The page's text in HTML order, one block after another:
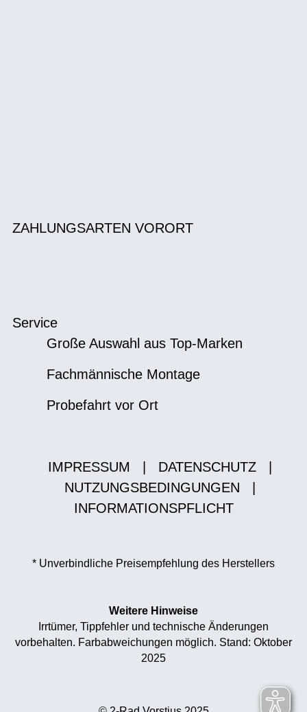
ZAHLUNGSARTEN VORORT
Service
Große Auswahl aus Top-Marken
Fachmännische Montage
Probefahrt vor Ort
IMPRESSUM DATENSCHUTZ
NUTZUNGSBEDINGUNGEN
INFORMATIONSPFLICHT
* Unverbindliche Preisempfehlung des Herstellers
Weitere Hinweise
Irrtümer, Tippfehler und technische Änderungen
vorbehalten. Farbabweichungen möglich. Stand: Oktober
2025